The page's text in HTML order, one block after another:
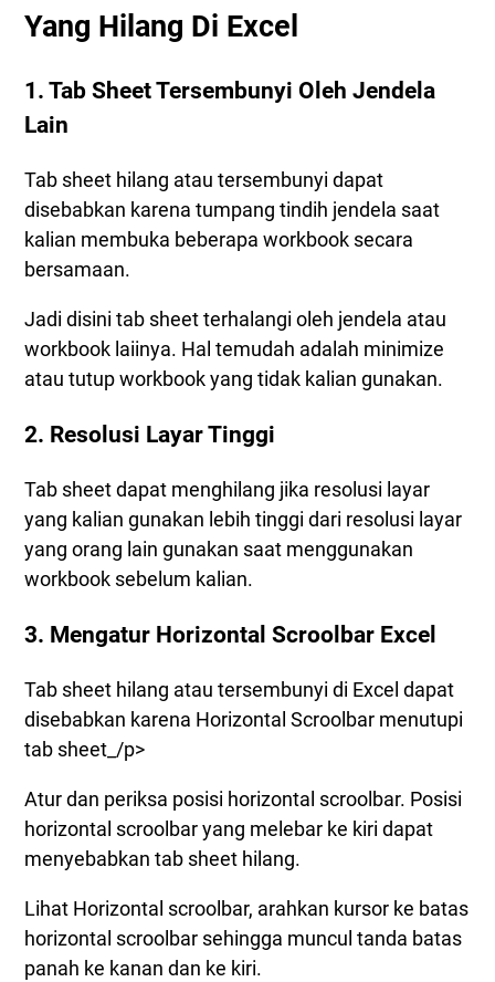
Yang Hilang Di Excel
1. Tab Sheet Tersembunyi Oleh Jendela
Lain
Tab sheet hilang atau tersembunyi dapat
disebabkan karena tumpang tindih jendela saat
kalian membuka beberapa workbook secara
bersamaan.
Jadi disini tab sheet terhalangi oleh jendela atau
workbook laiinya. Hal temudah adalah minimize
atau tutup workbook yang tidak kalian gunakan.
2. Resolusi Layar Tinggi
Tab sheet dapat menghilang jika resolusi layar
yang kalian gunakan lebih tinggi dari resolusi layar
yang orang lain gunakan saat menggunakan
workbook sebelum kalian.
3. Mengatur Horizontal Scroolbar Excel
Tab sheet hilang atau tersembunyi di Excel dapat
disebabkan karena Horizontal Scroolbar menutupi
tab sheet_/p>
Atur dan periksa posisi horizontal scroolbar. Posisi
horizontal scroolbar yang melebar ke kiri dapat
menyebabkan tab sheet hilang.
Lihat Horizontal scroolbar, arahkan kursor ke batas
horizontal scroolbar sehingga muncul tanda batas
panah ke kanan dan ke kiri.